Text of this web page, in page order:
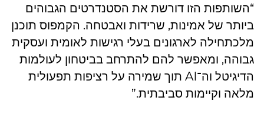
“השותפות הזו דורשת את הסטנדרטים הגבוהים
ביותר של אמינות, שרידות ואבטחה. הקמפוס תוכנן
מלכתחילה לארגונים בעלי רגישות לאומית ועסקית
גבוהה, ומאפשר להם להתרחב בביטחון לעולמות
הדיגיטל וה־AI תוך שמירה על רציפות תפעולית
מלאה וקיימות סביבתית.”